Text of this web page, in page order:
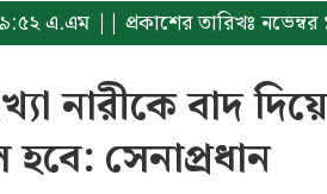
এ.এম || প্রকাশের তারিখঃ
নারীকে বাদ দিয়ে
সেনাপ্রধান